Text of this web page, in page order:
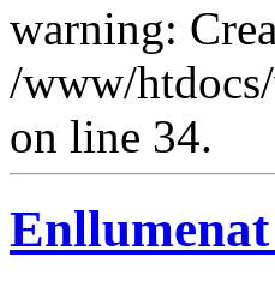
warning:
/www/
on line 34.